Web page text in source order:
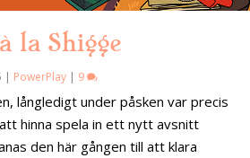
la Shigge
| PowerPlay | 9
långledigt under påsken var precis
hinna spela in ett nytt avsnitt
den här gången till att klara